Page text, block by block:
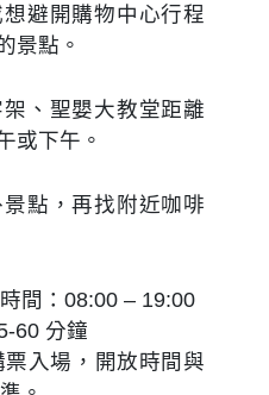
避開購物中心行程
景點。
、聖嬰大教堂距離
或下午。
點，再找附近咖啡
間：08:00 – 19:00
60 分鐘
入場，開放時間與